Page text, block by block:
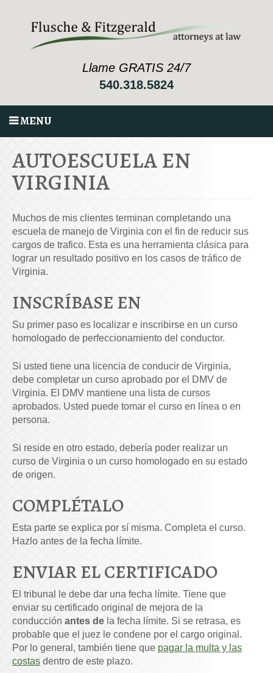
Llame GRATIS 24/7
540.318.5824
MENU
AUTOESCUELA EN
VIRGINIA
Muchos de mis clientes terminan completando una
escuela de manejo de Virginia con el fin de reducir sus
cargos de trafico. Esta es una herramienta clásica para
lograr un resultado positivo en los casos de tráfico de
Virginia.
INSCRÍBASE EN
Su primer paso es localizar e inscribirse en un curso
homologado de perfeccionamiento del conductor.
Si usted tiene una licencia de conducir de Virginia,
debe completar un curso aprobado por el DMV de
Virginia. El DMV mantiene una lista de cursos
aprobados. Usted puede tomar el curso en línea o en
persona.
Si reside en otro estado, debería poder realizar un
curso de Virginia o un curso homologado en su estado
de origen.
COMPLÉTALO
Esta parte se explica por sí misma. Completa el curso.
Hazlo antes de la fecha límite.
ENVIAR EL CERTIFICADO
El tribunal le debe dar una fecha límite. Tiene que
enviar su certificado original de mejora de la
conducción antes de la fecha límite. Si se retrasa, es
probable que el juez le condene por el cargo original.
Por lo general, también tiene que pagar la multa y las
costas dentro de este plazo.